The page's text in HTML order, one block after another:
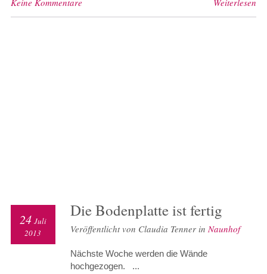
Keine Kommentare Weiterlesen
Die Bodenplatte ist fertig
24 Juli
2013
Veröffentlicht von Claudia Tenner in Naunhof
Nächste Woche werden die Wände
hochgezogen. ...